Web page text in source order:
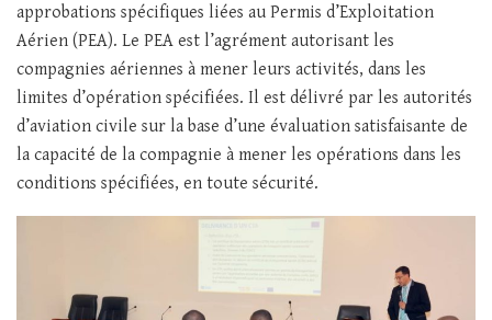
approbations spécifiques liées au Permis d’Exploitation
Aérien (PEA). Le PEA est l’agrément autorisant les
compagnies aériennes à mener leurs activités, dans les
limites d’opération spécifiées. Il est délivré par les autorités
d’aviation civile sur la base d’une évaluation satisfaisante de
la capacité de la compagnie à mener les opérations dans les
conditions spécifiées, en toute sécurité.